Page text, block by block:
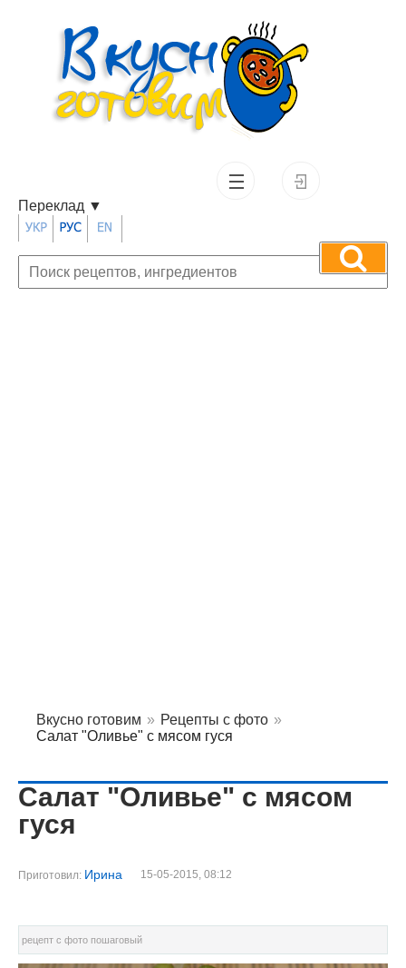
Переклад ▼
Вкусно готовим » Рецепты с фото »
Салат "Оливье" с мясом гуся
Салат "Оливье" с мясом
гуся
Приготовил: Ирина 15-05-2015, 08:12
рецепт с фото пошаговый